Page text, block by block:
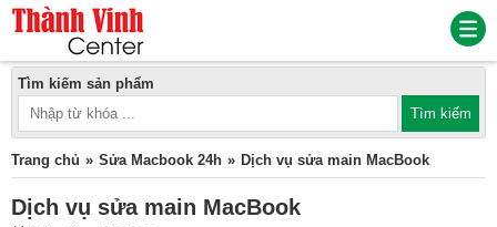
Tìm kiếm sản phẩm
Trang chủ Sửa Macbook 24h Dịch vụ sửa main MacBook
Dịch vụ sửa main MacBook